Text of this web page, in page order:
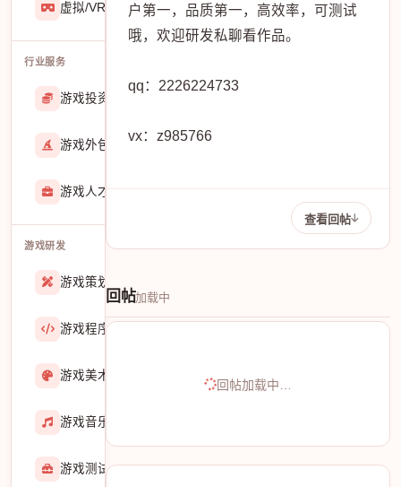
虚拟/VR/AR 933
行业服务
游戏投资交易
游戏外包
游戏人才招聘
游戏研发
游戏策划
游戏程序
游戏美术
游戏音乐
游戏测试与GM273
户第一，品质第一，高效率，可测试
哦，欢迎研发私聊看作品。
qq：2226224733
vx：z985766
查看回帖
回帖加载中
回帖加载中…